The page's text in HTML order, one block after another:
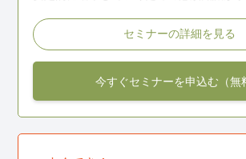
す。
こんな人におすすめ
投資信託に興味があるけれど何を買えば
セミナーの詳細を見る
今すぐセミナーを申込む（無